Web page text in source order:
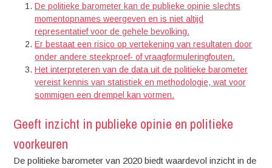
De politieke barometer kan de publieke opinie slechts
momentopnames weergeven en is niet altijd
representatief voor de gehele bevolking.
Er bestaat een risico op vertekening van resultaten door
onder andere steekproef- of vraagformuleringfouten.
Het interpreteren van de data uit de politieke barometer
vereist kennis van statistiek en methodologie, wat voor
sommigen een drempel kan vormen.
Geeft inzicht in publieke opinie en politieke
voorkeuren
De politieke barometer van 2020 biedt waardevol inzicht in de